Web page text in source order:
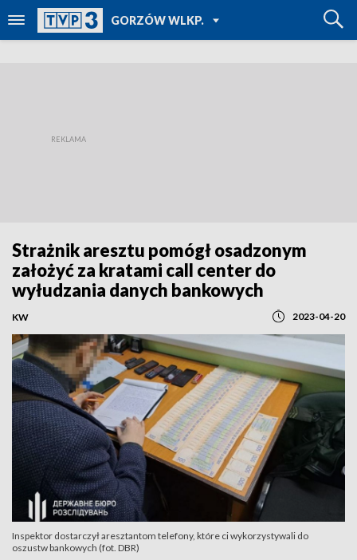
GORZÓW WLKP.
TVP REGIONY
Strażnik aresztu pomógł osadzonym
założyć za kratami call center do
wyłudzania danych bankowych
KW 2023-04-20
Inspektor dostarczył aresztantom telefony, które ci wykorzystywali do
oszustw bankowych (fot. DBR)